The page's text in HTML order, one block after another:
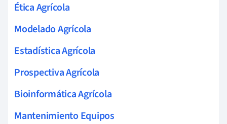
Ética Agrícola
Modelado Agrícola
Estadística Agrícola
Prospectiva Agrícola
Bioinformática Agrícola
Mantenimiento Equipos